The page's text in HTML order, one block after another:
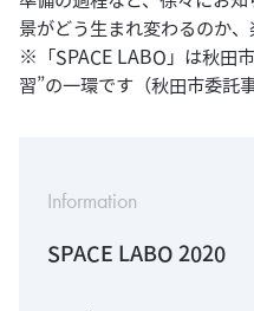
景がどう生まれ変わるのか、
※「SPACE LABO」は秋田
習”の一環です（秋田市委託
Information
SPACE LABO 2020